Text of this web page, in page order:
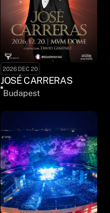
2026 DEC 20
JOSÉ CARRERAS
Budapest